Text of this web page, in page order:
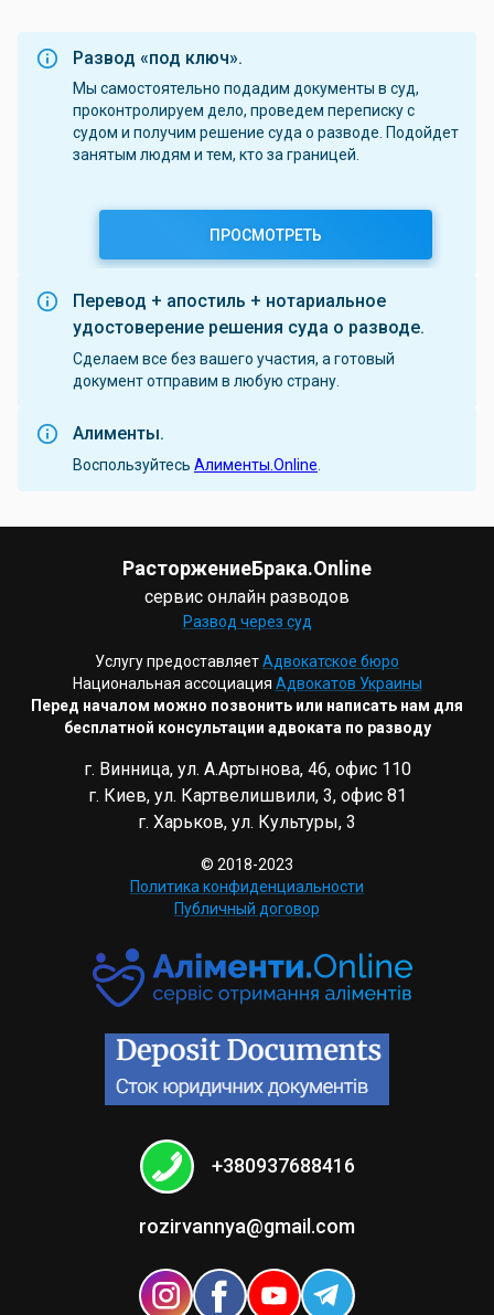
Развод «под ключ».
Мы самостоятельно подадим документы в суд,
проконтролируем дело, проведем переписку с
судом и получим решение суда о разводе. Подойдет
занятым людям и тем, кто за границей.
ПРОСМОТРЕТЬ
Перевод + апостиль + нотариальное
удостоверение решения суда о разводе.
Сделаем все без вашего участия, а готовый
документ отправим в любую страну.
Алименты.
Воспользуйтесь Алименты.Online
РасторжениеБрака.Online
сервис онлайн разводов
Развод через суд
Услугу предоставляетАдвокатское бюро
Национальная ассоциация Адвокатов Украины
Перед началом можно позвонить или написать нам для
бесплатной консультации адвоката по разводу
г. Винница, ул. А.Артынова, 46, офис 110
г. Киев, ул. Картвелишвили, 3, офис 81
г. Харьков, ул. Культуры, 3
© 2018-2023
Политика конфиденциальности
Публичный договор
+380937688416
rozirvannya@gmail.com